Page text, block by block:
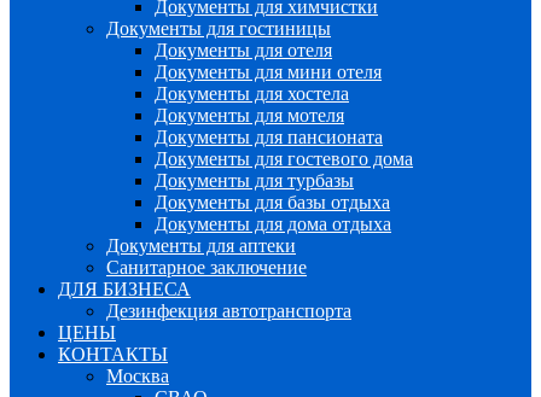
Документы для химчистки
Документы для гостиницы
Документы для отеля
Документы для мини отеля
Документы для хостела
Документы для мотеля
Документы для пансионата
Документы для гостевого дома
Документы для турбазы
Документы для базы отдыха
Документы для дома отдыха
Документы для аптеки
Санитарное заключение
ДЛЯ БИЗНЕСА
Дезинфекция автотранспорта
ЦЕНЫ
КОНТАКТЫ
Москва